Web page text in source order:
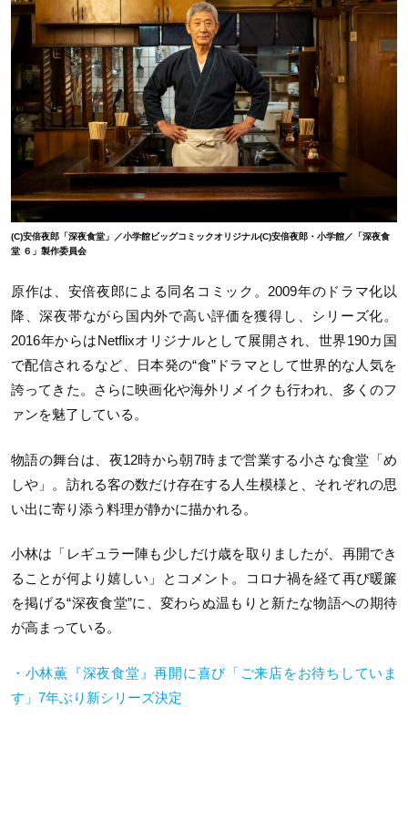
(C)安倍夜郎「深夜食堂」／小学館ビッグコミックオリジナル(C)安倍夜郎・小学館／「深夜食
堂 ６」製作委員会
原作は、安倍夜郎による同名コミック。 2009年のドラマ化以
降、深夜帯ながら国内外で高い評価を獲得し、シリーズ化。
2016年からはNetflixオリジナルとして展開され、世界190カ国
で配信されるなど、日本発の“食”ドラマとして世界的な人気を
誇ってきた。さらに映画化や海外リメイクも行われ、多くのフ
ァンを魅了している。
物語の舞台は、夜12時から朝7時まで営業する小さな食堂「め
しや」。訪れる客の数だけ存在する人生模様と、それぞれの思
い出に寄り添う料理が静かに描かれる。
小林は「レギュラー陣も少しだけ歳を取りましたが、再開でき
ることが何より嬉しい」とコメント。コロナ禍を経て再び暖簾
を掲げる“深夜食堂”に、変わらぬ温もりと新たな物語への期待
が高まっている。
・小林薫『深夜食堂』再開に喜び「ご来店をお待ちしていま
す」 7年ぶり新シリーズ決定